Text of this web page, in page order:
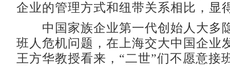
企业的管理方式和纽带关系相比，显
中国家族企业第一代创始人大多
班人危机问题，在上海交大中国企业
王方华教授看来，“二世”们不愿意接